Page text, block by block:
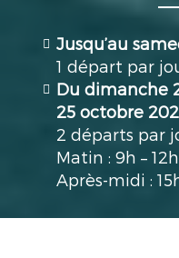
Jusqu’au
1 départ par
Du dimanche
25 octobre
2 départs par
Matin : 9h – 12h
Après-midi :